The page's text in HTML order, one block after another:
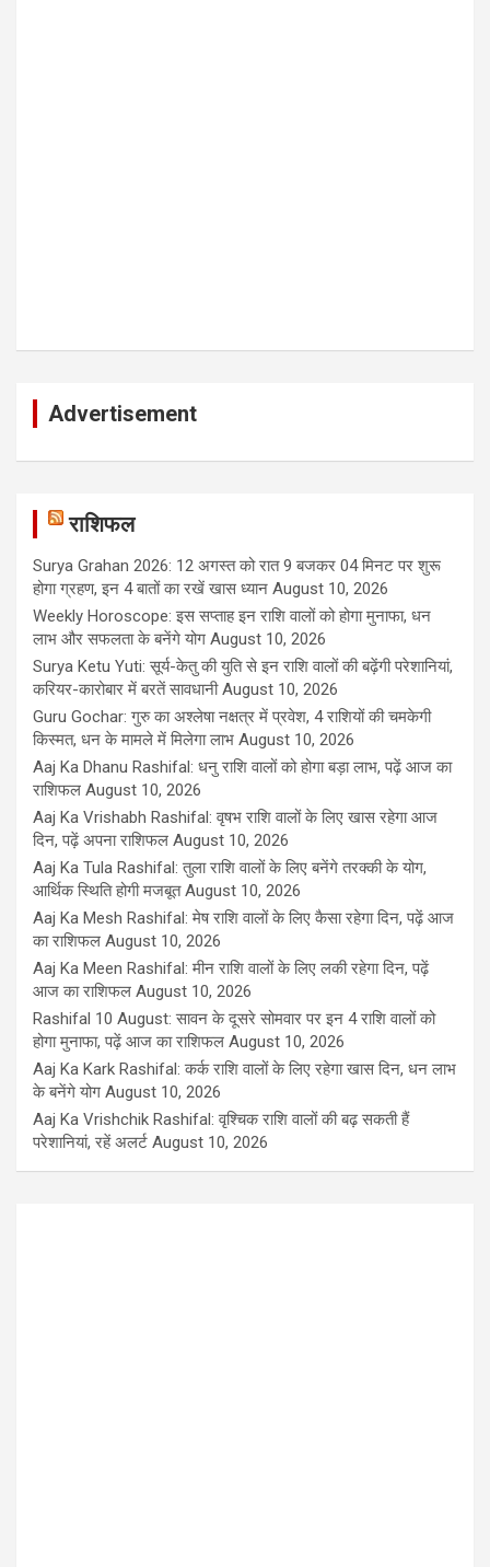
Advertisement
राशिफल
Surya Grahan 2026: 12 अगस्त को रात 9 बजकर 04 मिनट पर शुरू
होगा ग्रहण, इन 4 बातों का रखें खास ध्यान August 10, 2026
Weekly Horoscope: इस सप्ताह इन राशि वालों को होगा मुनाफा, धन
लाभ और सफलता के बनेंगे योग August 10, 2026
Surya Ketu Yuti: सूर्य-केतु की युति से इन राशि वालों की बढ़ेंगी परेशानियां,
करियर-कारोबार में बरतें सावधानी August 10, 2026
Guru Gochar: गुरु का अश्लेषा नक्षत्र में प्रवेश, 4 राशियों की चमकेगी
किस्मत, धन के मामले में मिलेगा लाभ August 10, 2026
Aaj Ka Dhanu Rashifal: धनु राशि वालों को होगा बड़ा लाभ, पढ़ें आज का
राशिफल August 10, 2026
Aaj Ka Vrishabh Rashifal: वृषभ राशि वालों के लिए खास रहेगा आज
दिन, पढ़ें अपना राशिफल August 10, 2026
Aaj Ka Tula Rashifal: तुला राशि वालों के लिए बनेंगे तरक्की के योग,
आर्थिक स्थिति होगी मजबूत August 10, 2026
Aaj Ka Mesh Rashifal: मेष राशि वालों के लिए कैसा रहेगा दिन, पढ़ें आज
का राशिफल August 10, 2026
Aaj Ka Meen Rashifal: मीन राशि वालों के लिए लकी रहेगा दिन, पढ़ें
आज का राशिफल August 10, 2026
Rashifal 10 August: सावन के दूसरे सोमवार पर इन 4 राशि वालों को
होगा मुनाफा, पढ़ें आज का राशिफल August 10, 2026
Aaj Ka Kark Rashifal: कर्क राशि वालों के लिए रहेगा खास दिन, धन लाभ
के बनेंगे योग August 10, 2026
Aaj Ka Vrishchik Rashifal: वृश्चिक राशि वालों की बढ़ सकती हैं
परेशानियां, रहें अलर्ट August 10, 2026